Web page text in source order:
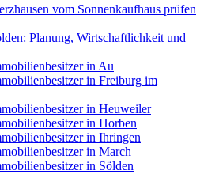
vom Sonnenkaufhaus prüfen
Planung, Wirtschaftlichkeit und
in Au
in Freiburg im
in Heuweiler
in Horben
in Ihringen
in March
in Sölden